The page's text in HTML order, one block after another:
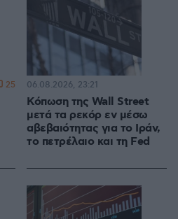
25
Κόπωση της Wall Street
μετά τα ρεκόρ εν μέσω
αβεβαιότητας για το Ιράν,
το πετρέλαιο και τη Fed
06.08.2026, 23:21